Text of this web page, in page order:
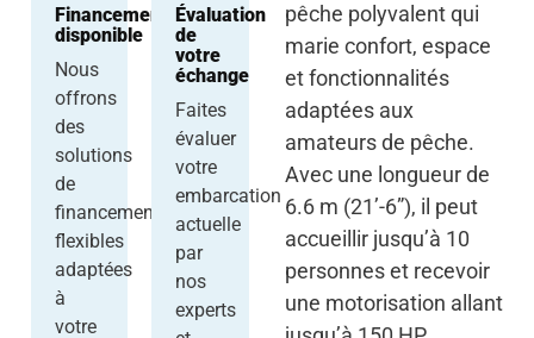
Financement
disponible
Nous
offrons
des
solutions
de
financement
flexibles
adaptées
à
votre
Évaluation
de
votre
échange
Faites
évaluer
votre
embarcation
actuelle
par
nos
experts
pêche polyvalent qui
marie confort, espace
et fonctionnalités
adaptées aux
amateurs de pêche.
Avec une longueur de
6.6 m (21’-6”), il peut
accueillir jusqu’à 10
personnes et recevoir
une motorisation allant